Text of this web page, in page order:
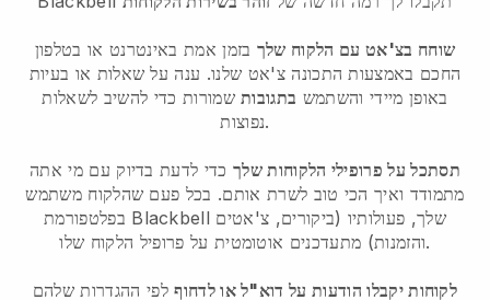
שוחח בצ'אט עם הלקוח שלך בזמן אמת באינטרנט או בטלפון
החכם באמצעות התכונה צ'אט שלנו. ענה על שאלות או בעיות
באופן מיידי והשתמש בתגובותשמורות כדי להשיב לשאלות
נפוצות.
תסתכל על פרופילי הלקוחות שלךכדי לדעת בדיוק עם מי אתה
מתמודד ואיך הכי טוב לשרת אותם. בכל פעם שהלקוח משתמש
Blackbell
והזמנות) מתעדכנים אוטומטית על פרופיל הלקוח שלו.
לקוחות יקבלו הודעות על דוא"ל או לדחוףלפי ההגדרות שלהם